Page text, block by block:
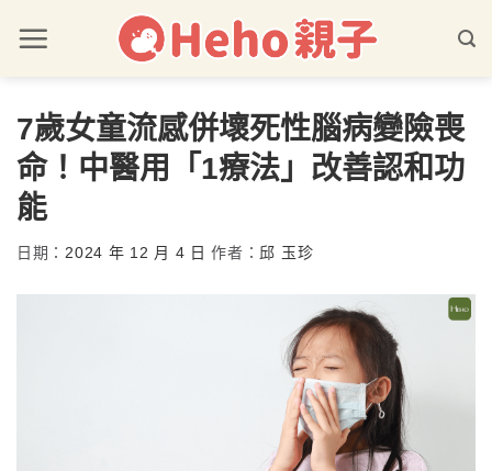
7歲女童流感併壞死性腦病變險喪
命！中醫用「1療法」改善認和功
能
日期： 2024 年 12 月 4 日 作者： 邱 玉珍